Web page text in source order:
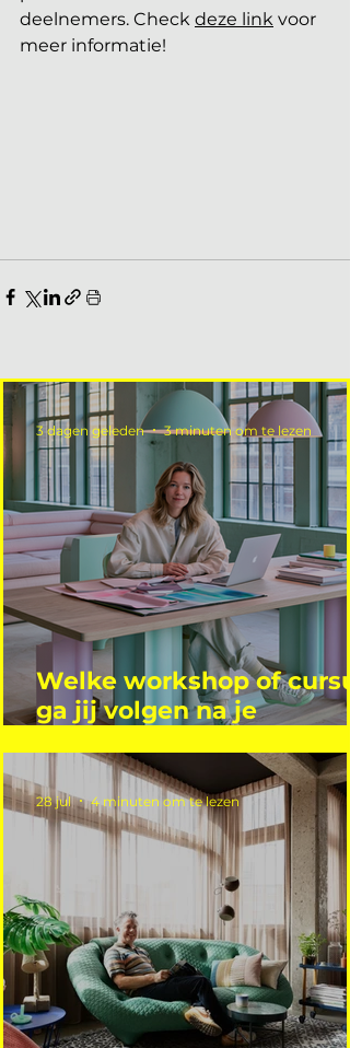
deelnemers. Check deze link voor
meer informatie!
Welke workshop of
ga jij volgen na je
3 dagen geleden 3 minuten om te lezen
28 jul 4 minuten om te lezen